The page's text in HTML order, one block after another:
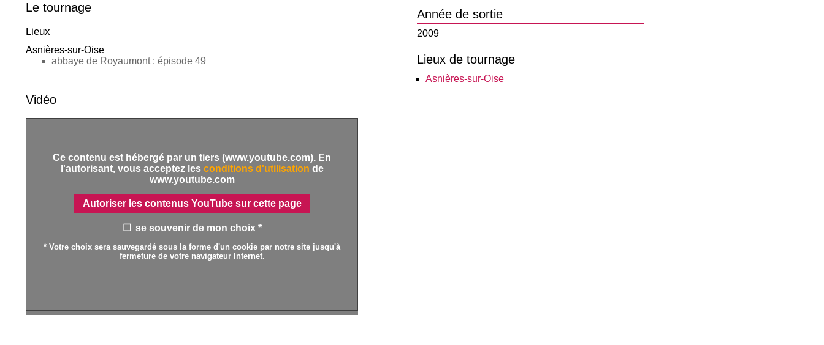
Le tournage
Lieux
Asnières-sur-Oise
abbaye de Royaumont : épisode 49
Vidéo
Ce contenu est hébergé par un tiers (www.youtube.com). En
l'autorisant, vous acceptez les conditions d'utilisation de
www.youtube.com
Autoriser les contenus YouTube sur cette page
se souvenir de mon choix *
* Votre choix sera sauvegardé sous la forme d'un cookie par notre site jusqu'à
fermeture de votre navigateur Internet.
Année de sortie
2009
Lieux de tournage
Asnières-sur-Oise